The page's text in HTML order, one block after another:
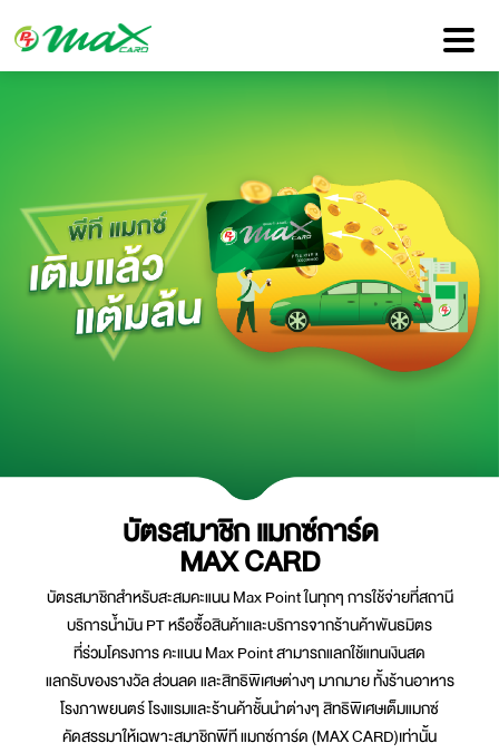
บัตรสมาชิก แมกซ์การ์ด
MAX CARD
บัตรสมาชิกสำหรับสะสมคะแนน Max Point ในทุกๆ การใช้จ่ายที่สถานี
บริการน้ำมัน PT หรือซื้อสินค้าและบริการจากร้านค้าพันธมิตร
ที่ร่วมโครงการ คะแนน Max Point สามารถแลกใช้แทนเงินสด
แลกรับของรางวัล ส่วนลด และสิทธิพิเศษต่างๆ มากมาย ทั้งร้านอาหาร
โรงภาพยนตร์ โรงแรมและร้านค้าชั้นนำต่างๆ สิทธิพิเศษเต็มแมกซ์
คัดสรรมาให้เฉพาะสมาชิกพีที แมกซ์การ์ด (MAX CARD)เท่านั้น